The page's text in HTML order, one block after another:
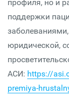
профиля, но и
поддержки
юридической,
АСИ: https://
premiya-